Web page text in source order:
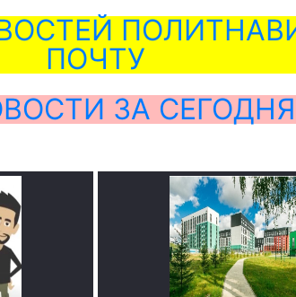
ПОЧТУ
ЗА СЕГОДНЯ